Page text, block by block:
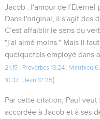
Jacob : l'amour de l'Eternel
Dans l'original, il s'agit des
C'est affaiblir le sens du
"j'ai aimé moins." Mais il
quelquefois employé dans
21.15 ; Proverbes 13.24 ; Matthieu
10.37 ; Jean 12.25).
Par cette citation, Paul
accordée à Jacob et à ses